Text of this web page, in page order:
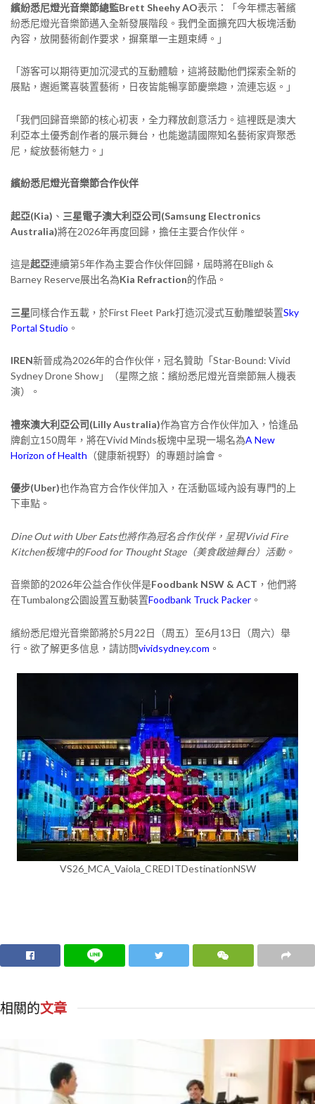
繽紛悉尼燈光音樂節總監Brett Sheehy AO表示：「今年標志著繽
紛悉尼燈光音樂節邁入全新發展階段。我們全面擴充四大板塊活動
內容，放開藝術創作要求，摒棄單一主題束縛。」
「游客可以期待更加沉浸式的互動體驗，這將鼓勵他們探索全新的
展點，邂逅驚喜裝置藝術，日夜皆能暢享節慶樂趣，流連忘返。」
「我們回歸音樂節的核心初衷，全力釋放創意活力。這裡既是澳大
利亞本土優秀創作者的展示舞台，也能邀請國際知名藝術家齊聚悉
尼，綻放藝術魅力。」
繽紛悉尼燈光音樂節合作伙伴
起亞(Kia) 、 三星電子澳大利亞公司(Samsung Electronics
Australia)將在2026年再度回歸，擔任主要合作伙伴。
這是起亞連續第5年作為主要合作伙伴回歸，屆時將在Bligh &
Barney Reserve展出名為Kia Refraction的作品。
三星同樣合作五載，於First Fleet Park打造沉浸式互動雕塑裝置Sky
Portal Studio 。
IREN新晉成為2026年的合作伙伴，冠名贊助「Star-Bound: Vivid
Sydney Drone Show」（星際之旅：繽紛悉尼燈光音樂節無人機表
演）。
禮來澳大利亞公司(Lilly Australia)作為官方合作伙伴加入，恰逢品
牌創立150周年，將在Vivid Minds板塊中呈現一場名為A New
Horizon of Health （健康新視野）的專題討論會。
優步(Uber)也作為官方合作伙伴加入，在活動區域內設有專門的上
下車點。
Dine Out with Uber Eats也將作為冠名合作伙伴，呈現Vivid Fire
Kitchen板塊中的Food for Thought Stage（美食啟迪舞台）活動。
音樂節的2026年公益合作伙伴是Foodbank NSW & ACT ，他們將
在Tumbalong公園設置互動裝置Foodbank Truck Packer 。
繽紛悉尼燈光音樂節將於5月22日（周五）至6月13日（周六）舉
行。欲了解更多信息，請訪問vividsydney.com 。
VS26_MCA_Vaiola_CREDITDestinationNSW
相關的文章